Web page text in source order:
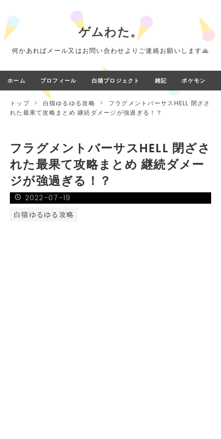
ゲムわた。
何かあればメール又はお問い合わせよりご連絡お願いします🙏
ホーム プロフィール 白猫プロジェクト 雑記 ポケモン
トップ > 白猫ゆるゆる攻略 >
フラグメントバーサスHELL 閉ざさ
れた最果て攻略まとめ 継続ダメージが強過ぎる！？
2022-07 -19
フラグメントバーサスHELL 閉ざさ
れた最果て攻略まとめ 継続ダメー
ジが強過ぎる！？
白猫ゆるゆる攻略